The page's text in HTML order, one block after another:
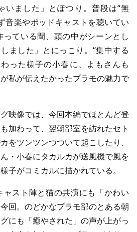
いました」とぽつり。普段は“無
音楽やポッドキャストを聴いてい
っている間、頭の中がシーンとし
ました」とにっこり。“集中する
った様子の小春に、よもさんも
私が伝えたかったプラモの魅力で
映像では、今回本編でほとんど登
加わって、翌朝部室を訪れたセト
をツンツンつついて起こしたり、
・小春にタカルカが送風機で風を
子がコミカルに描かれている。
スト陣と猫の共演にも「かわい
回。のどかなプラモ部のとある朝
にも「癒やされた」の声が上がっ